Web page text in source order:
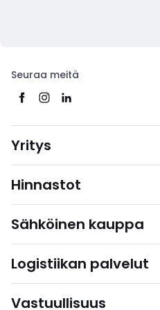
Seuraa meitä
Yritys
Hinnastot
Sähköinen kauppa
Logistiikan palvelut
Vastuullisuus